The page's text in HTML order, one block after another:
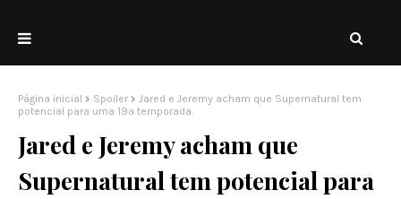
Página inicial Spoiler
Jared e Jeremy acham que Supernatural tem
potencial para uma 19ª temporada.
Jared e Jeremy acham que
Supernatural tem potencial para